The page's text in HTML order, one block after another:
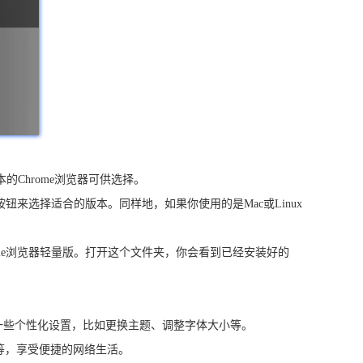
Chrome浏览器可供选择。
来选择适合的版本。同样地，如果你使用的是Mac或Linux
浏览器轻量版。打开这个文件夹，你会看到已经安装好的
个性化设置，比如更换主题、调整字体大小等。
享受便捷的网络生活。